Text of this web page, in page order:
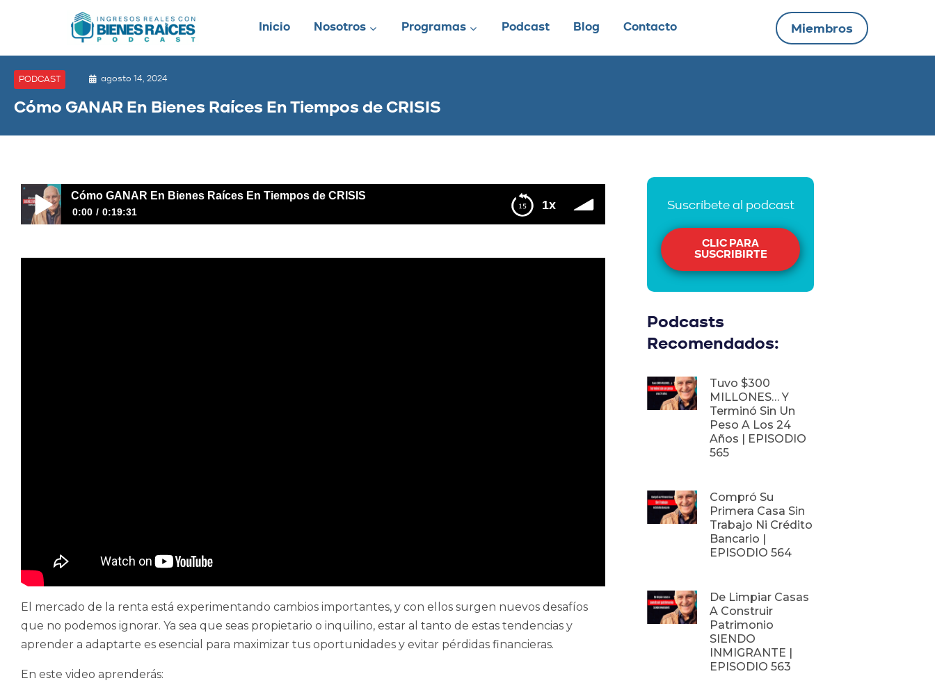
Inicio Nosotros Programas Podcast Blog Contacto Miembros
PODCAST agosto 14, 2024
Cómo GANAR En Bienes Raíces En Tiempos de CRISIS
1x
Cómo GANAR En Bienes Raíces En Tiempos de CRISIS
0:00 0:19:31
El mercado de la renta está experimentando cambios importantes, y con ellos surgen nuevos desafíos
que no podemos ignorar. Ya sea que seas propietario o inquilino, estar al tanto de estas tendencias y
aprender a adaptarte es esencial para maximizar tus oportunidades y evitar pérdidas financieras.
En este video aprenderás:
Suscríbete al podcast
CLIC PARA
SUSCRIBIRTE
Podcasts
Recomendados:
Tuvo $300
MILLONES… Y
Terminó Sin Un
Peso A Los 24
Años | EPISODIO
565
Compró Su
Primera Casa Sin
Trabajo Ni Crédito
Bancario |
EPISODIO 564
De Limpiar Casas
A Construir
Patrimonio
SIENDO
INMIGRANTE |
EPISODIO 563